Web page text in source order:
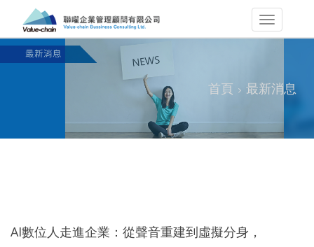
首頁 最新消息
AI數位人走進企業：從聲音重建到虛擬分身，看懂6大